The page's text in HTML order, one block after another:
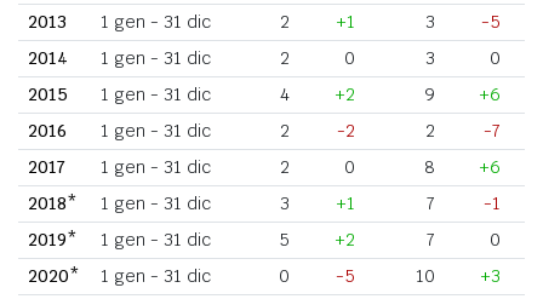
2013
1 gen - 31 dic 2 +1 3
-5
2014
1 gen - 31 dic 2 0 3
0
2015
1 gen - 31 dic 4 +2 9
+6
2016
1 gen - 31 dic 2 -2 2
-7
2017
1 gen - 31 dic 2 0 8
+6
2018*
1 gen - 31 dic 3 +1 7
-1
2019*
1 gen - 31 dic 5 +2 7
0
2020*
1 gen - 31 dic 0 -5 10
+3